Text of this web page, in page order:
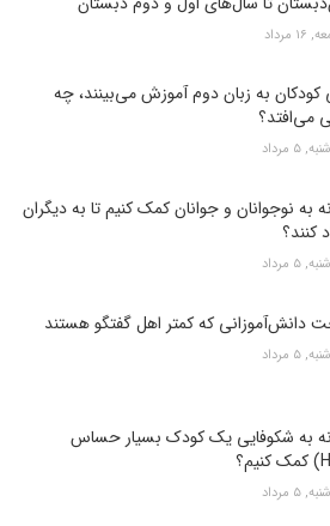
مرداد
کودکان به زبان دوم آموزش می‌بینند، چه
می‌افتد؟
۵ مرداد
به نوجوانان و جوانان کمک کنیم تا به دیگران
کنند؟
۵ مرداد
دانش‌آموزانی که کمتر اهل گفتگو هستند
۵ مرداد
به شکوفایی یک کودک بسیار حساس
۵ مرداد